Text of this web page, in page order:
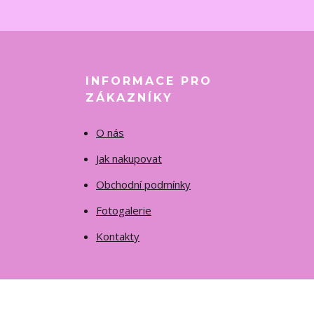
INFORMACE PRO
ZÁKAZNÍKY
O nás
Jak nakupovat
Obchodní podmínky
Fotogalerie
Kontakty